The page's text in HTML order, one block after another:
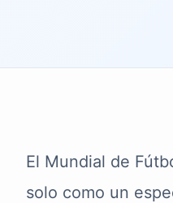
El Mundial de
solo como un